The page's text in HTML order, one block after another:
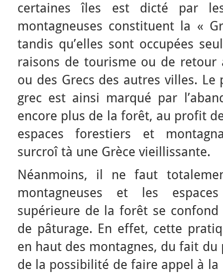
certaines îles est dicté par
montagneuses constituent la «
tandis qu’elles sont occupées
raisons de tourisme ou de retour
ou des Grecs des autres villes.
grec est ainsi marqué par
encore plus de la forêt, au profit
espaces forestiers et
surcroî tà une Grèce vieillissante.
Néanmoins, il ne faut
montagneuses et les
supérieure de la forêt se
de pâturage. En effet, cette
en haut des montagnes, du fait du
de la possibilité de faire appel à